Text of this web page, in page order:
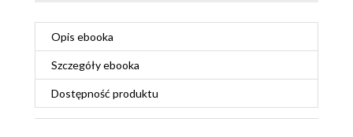
Opis ebooka
Szczegółyebooka
Dostępność produktu